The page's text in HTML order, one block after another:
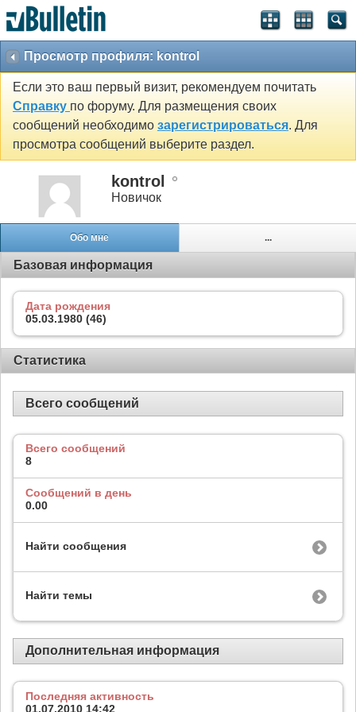
Просмотр профиля: kontrol
Если это ваш первый визит, рекомендуем почитать
Справку по форуму. Для размещения своих
сообщений необходимо зарегистрироваться. Для
просмотра сообщений выберите раздел.
kontrol
Новичок
Обо мне ...
Базовая информация
Дата рождения
05.03.1980 (46)
Статистика
Всего сообщений
Всего сообщений
8
Сообщений в день
0.00
Найти сообщения
Найти темы
Дополнительная информация
Последняя активность
01.07.2010 14:42